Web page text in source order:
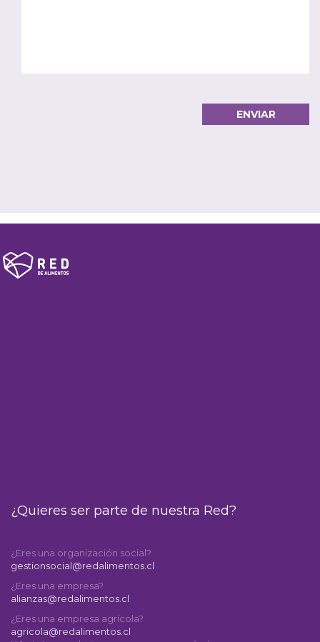
¿Quieres ser parte de nuestra Red?
¿Eres una organización social?
gestionsocial@redalimentos.cl
¿Eres una empresa?
alianzas@redalimentos.cl
¿Eres una empresa agrícola?
agricola@redalimentos.cl